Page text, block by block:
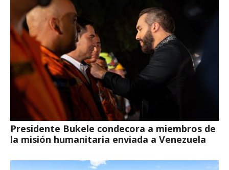
Presidente Bukele condecora a miembros de
la misión humanitaria enviada a Venezuela